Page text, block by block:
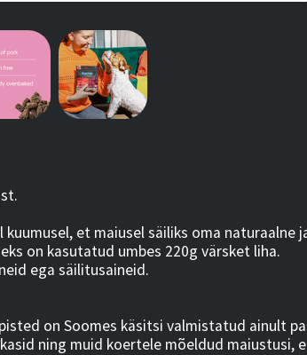
et maiusel säiliks oma naturaalne
on kasutatud umbes 220g värsket liha.
ega säilitusaineid.
on Soomes käsitsi valmistatud ainult
ning muid koertele mõeldud maiustusi,